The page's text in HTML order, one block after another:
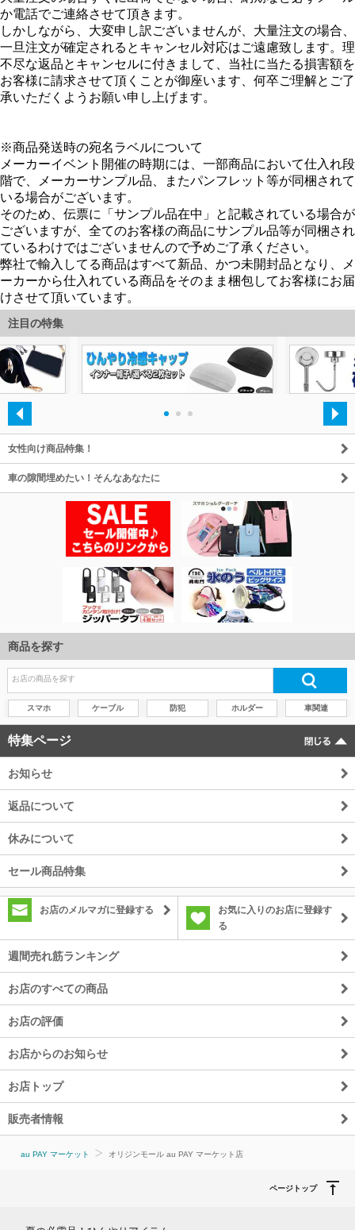
注目の特集
女性向け商品特集！
車の隙間埋めたい！そんなあなたに
商品を探す
スマホ ケーブル 防犯 ホルダー 車関連
特集ページ
お知らせ
返品について
休みについて
セール商品特集
お店のメルマガに登録する
お気に入りのお店に登録す
る
週間売れ筋ランキング
お店のすべての商品
お店の評価
お店からのお知らせ
お店トップ
販売者情報
au PAY マーケット オリジンモール au PAY マーケット店
ページトップ